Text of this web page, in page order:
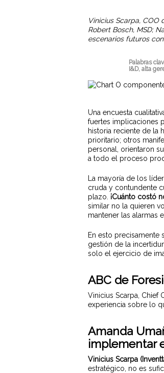
Pulsa enter para buscar o ESC para
Vinicius Scarpa,
Robert Bosch, MSD;
escenarios futuros
Palabras
I&D, alta
Una encuesta
fuertes implicaciones
historia reciente de la
prioritario; otros
personal, orientaron
a todo el proceso
La mayoría de los
cruda y contundente
plazo. ¡Cuánto costó
similar no la quieren
mantener las alarmas
En esto precisamente
gestión de la
solo el ejercicio de
ABC de
Vinicius Scarpa, Chief
experiencia sobre lo
Amanda
implementar
Vinicius Scarpa
estratégico, no es